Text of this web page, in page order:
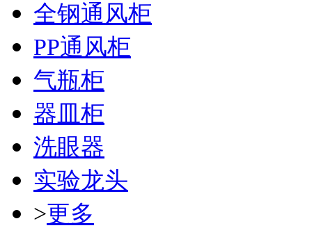
全钢通风柜
PP通风柜
气瓶柜
器皿柜
洗眼器
实验龙头
>更多